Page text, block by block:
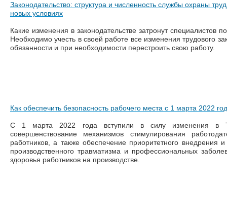
Законодательство: структура и численность службы охраны
новых условиях
Какие изменения в законодательстве затронут специалистов
Необходимо учесть в своей работе все изменения трудового
обязанности и при необходимости перестроить свою работу.
Как обеспечить безопасность рабочего места с 1 марта 2022
С 1 марта 2022 года вступили в силу изменения в
совершенствование механизмов стимулирования
работников, а также обеспечение приоритетного внедрения
производственного травматизма и профессиональных
здоровья работников на производстве.